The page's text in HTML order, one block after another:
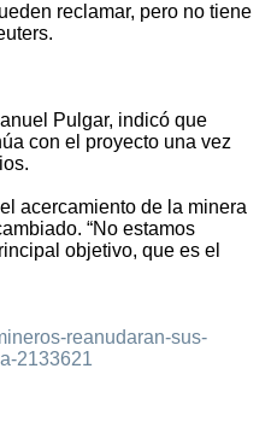
reclamar, pero no tiene
Pulgar, indicó que
con el proyecto una vez
acercamiento de la minera
“No estamos
objetivo, que es el
reanudaran-sus-
2133621